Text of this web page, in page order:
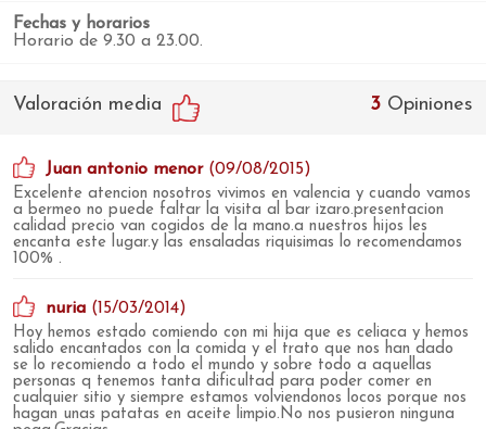
Fechas y horarios
Horario de 9.30 a 23.00.
3 Opiniones
Valoración media
Juan antonio menor(09/08/2015)
Excelente atencion nosotros vivimos en valencia y cuando vamos
a bermeo no puede faltar la visita al bar izaro.presentacion
calidad precio van cogidos de la mano.a nuestros hijos les
encanta este lugar.y las ensaladas riquisimas lo recomendamos
100% .
nuria (15/03/2014)
Hoy hemos estado comiendo con mi hija que es celiaca y hemos
salido encantados con la comida y el trato que nos han dado
se lo recomiendo a todo el mundo y sobre todo a aquellas
personas q tenemos tanta dificultad para poder comer en
cualquier sitio y siempre estamos volviendonos locos porque nos
hagan unas patatas en aceite limpio.No nos pusieron ninguna